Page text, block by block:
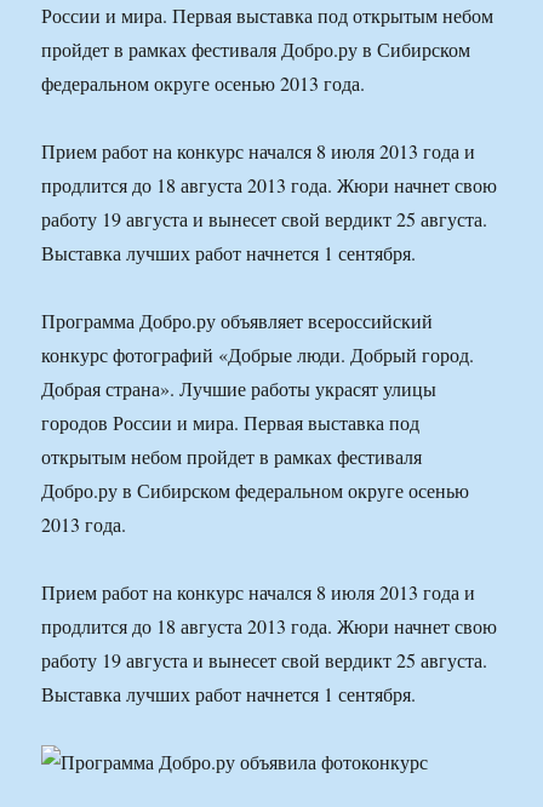
России и мира. Первая выставка под открытым небом
пройдет в рамках фестиваля Добро.ру в Сибирском
федеральном округе осенью 2013 года.
Прием работ на конкурс начался 8 июля 2013 года и
продлится до 18 августа 2013 года. Жюри начнет свою
работу 19 августа и вынесет свой вердикт 25 августа.
Выставка лучших работ начнется 1 сентября.
Программа Добро.ру объявляет всероссийский
конкурс фотографий «Добрые люди. Добрый город.
Добрая страна». Лучшие работы украсят улицы
городов России и мира. Первая выставка под
открытым небом пройдет в рамках фестиваля
Добро.ру в Сибирском федеральном округе осенью
2013 года.
Прием работ на конкурс начался 8 июля 2013 года и
продлится до 18 августа 2013 года. Жюри начнет свою
работу 19 августа и вынесет свой вердикт 25 августа.
Выставка лучших работ начнется 1 сентября.